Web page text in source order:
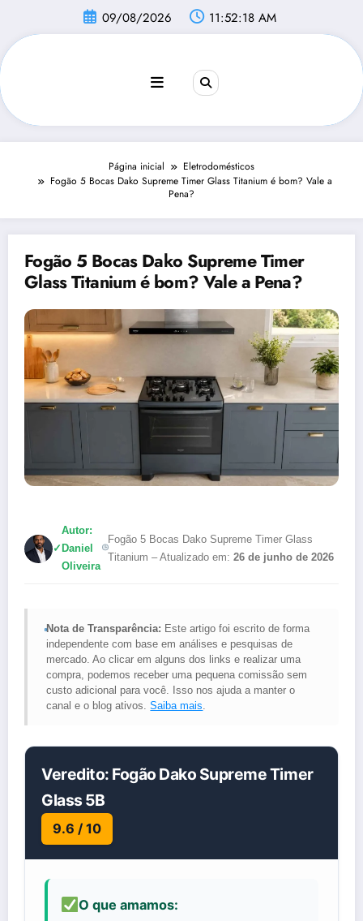
conteúdo
09/08/2026 11:52:19 AM
Página inicial
Eletrodomésticos
Fogão 5 Bocas Dako Supreme Timer Glass Titanium é bom? Vale a
Pena?
Fogão 5 Bocas Dako Supreme Timer
Glass Titanium é bom? Vale a Pena?
✓
Autor:
Daniel
Oliveira
Fogão 5 Bocas Dako Supreme Timer Glass
Titanium – Atualizado em:26 de junho de 2026
Nota de Transparência: Este artigo foi escrito de forma
independente com base em análises e pesquisas de
mercado. Ao clicar em alguns dos links e realizar uma
compra, podemos receber uma pequena comissão sem
custo adicional para você. Isso nos ajuda a manter o
canal e o blog ativos.Saiba mais.
Veredito: Fogão Dako Supreme Timer
Glass 5B
9.6 / 10
O que amamos: